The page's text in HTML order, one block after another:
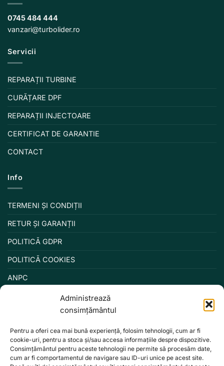
Administrează
consimțământul
Pentru a oferi cea mai bună experiență, folosim tehnologii, cum ar fi
cookie-uri, pentru a stoca și/sau accesa informațiile despre dispozitive.
Consimțământul pentru aceste tehnologii ne permite să procesăm date,
cum ar fi comportamentul de navigare sau ID-uri unice pe acest site.
0745 484 444
vanzari@turbolider.ro
Servicii
REPARAȚII TURBINE
CURĂȚARE DPF
REPARAȚII INJECTOARE
CERTIFICAT DE GARANTIE
CONTACT
Info
TERMENI ȘI CONDIȚII
RETUR ȘI GARANȚII
POLITICĂ GDPR
POLITICĂ COOKIES
ANPC